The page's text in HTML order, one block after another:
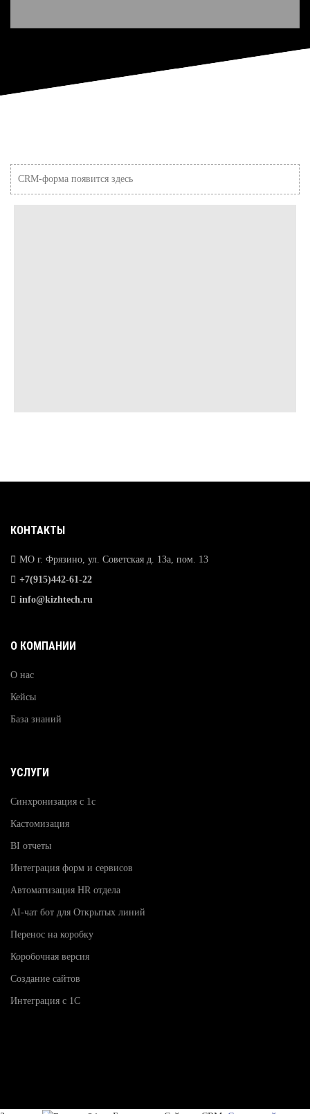
CRM-форма появится здесь
КОНТАКТЫ
МО г. Фрязино, ул. Советская д. 13а, пом. 13
+7(915)442-61-22
info@kizhtech.ru
О КОМПАНИИ
О нас
Кейсы
База знаний
УСЛУГИ
Синхронизация с 1с
Кастомизация
BI отчеты
Интеграция форм и сервисов
Автоматизация HR отдела
AI-чат бот для Открытых линий
Перенос на коробку
Коробочная версия
Создание сайтов
Интеграция с 1С